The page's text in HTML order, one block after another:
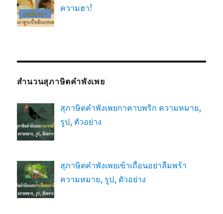
ความฮา!
สำนวนสุภาษิตคำพังเพย
สุภาษิตคำพังเพยกาคาบพริก ความหมาย,
รูป, ตัวอย่าง
สุภาษิตคำพังเพยเข้าเถื่อนอย่าลืมพร้า
ความหมาย, รูป, ตัวอย่าง